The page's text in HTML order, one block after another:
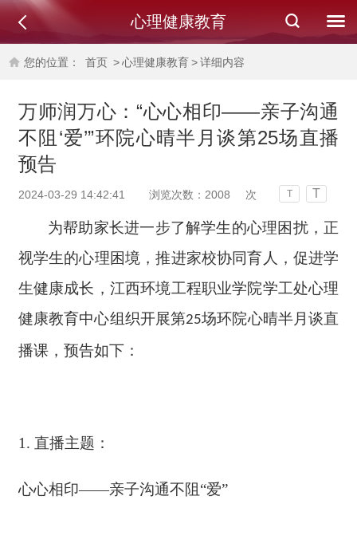
心理健康教育
您的位置： 首页 >心理健康教育>详细内容
万师润万心：“心心相印——亲子沟通
不阻‘爱’”环院心晴半月谈第25场直播
预告
2024-03-29 14:42:41 浏览次数： 2008 次 T T
为帮助家长进一步了解学生的心理困扰，正
视学生的心理困境，推进家校协同育人，促进学
生健康成长，江西环境工程职业学院学工处心理
健康教育中心组织开展第25场环院心晴半月谈直
播课，预告如下：
1. 直播主题：
心心相印——亲子沟通不阻“爱”